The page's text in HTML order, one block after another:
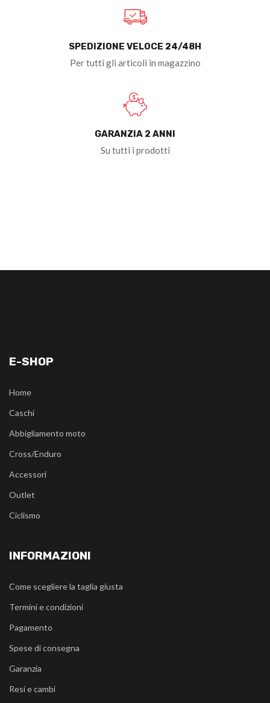
SPEDIZIONE VELOCE 24/48H
Per tutti gli articoli in magazzino
GARANZIA 2 ANNI
Su tutti i prodotti
E-SHOP
Home
Caschi
Abbigliamento moto
Cross/Enduro
Accessori
Outlet
Ciclismo
INFORMAZIONI
Come scegliere la taglia giusta
Termini e condizioni
Pagamento
Spese di consegna
Garanzia
Resi e cambi